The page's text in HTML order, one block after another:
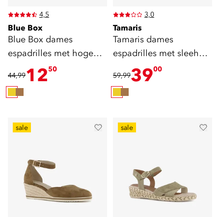
4,5
Blue Box
Blue Box dames
espadrilles met hoge
sleehak goud
44,991250
3,0
Tamaris
Tamaris dames
espadrilles met sleehak
champagne
59,993900
sale sale